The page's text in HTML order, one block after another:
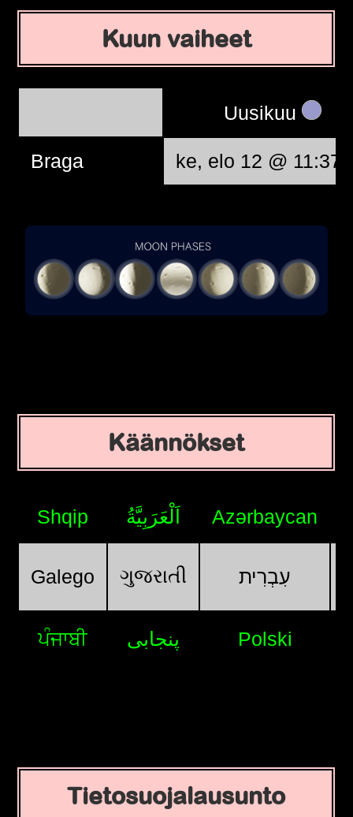
Kuun vaiheet
Uusikuu
Braga ke, elo 12 @
Käännökset
Shqip اَلْعَرَبِيَّةُ Azərbaycan
Galego ગુજરાતી עִבְרִית
ਪੰਜਾਬੀ پنجابی Polski
Tietosuojalausunto